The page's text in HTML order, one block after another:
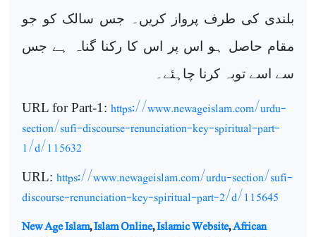
بلندی کی طرف پرواز کریں۔ جس سالک کو جو
مقام حاصل ہو اس پر اس کا رکنا گناہ ہے جس
سے اسے توبہ کرنا چاہئے۔
URL for Part-1: https://www.newageislam.com/urdu-
section/sufi-discourse-renunciation-key-spiritual-part-
1/d/115632
URL: https://www.newageislam.com/urdu-section/sufi-
discourse-renunciation-key-spiritual-part-2/d/115645
New Age Islam,Islam Online,Islamic Website,African